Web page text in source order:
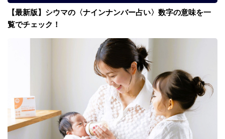
【最新版】シウマの〈ナインナンバー占い〉数字の意味を一
覧でチェック！